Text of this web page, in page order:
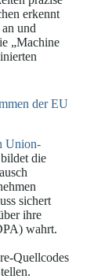
erkennt
und
„Machine
der EU
Union-
die
sichert
ihre
wahrt.
Quellcodes